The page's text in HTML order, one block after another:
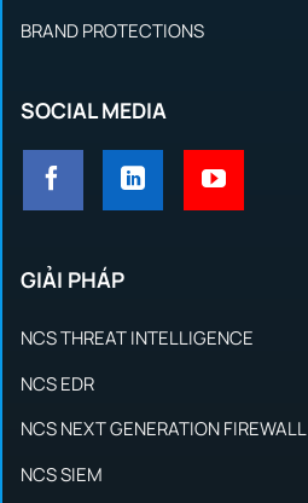
BRAND PROTECTIONS
SOCIAL MEDIA
GIẢI PHÁP
NCS THREAT INTELLIGENCE
NCS EDR
NCS NEXT GENERATION FIREWALL
NCS SIEM